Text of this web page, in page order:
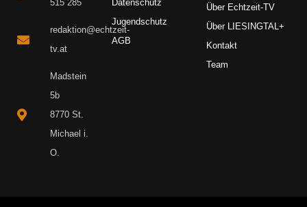
515 285
redaktion@echtzeit-
tv.at
Madstein
5b
8770 St.
Michael i.
O.
Datenschutz
Jugendschutz
AGB
Über Echtzeit-TV
Über LIESINGTAL+
Kontakt
Team